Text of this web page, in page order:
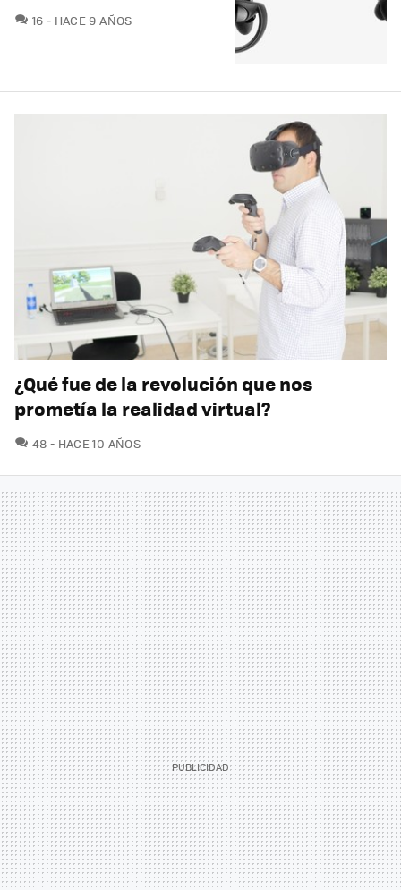
16 COMENTARIOS
HACE 9 AÑOS
¿Qué fue de la revolución que nos
prometía la realidad virtual?
48 COMENTARIOS
HACE 10 AÑOS